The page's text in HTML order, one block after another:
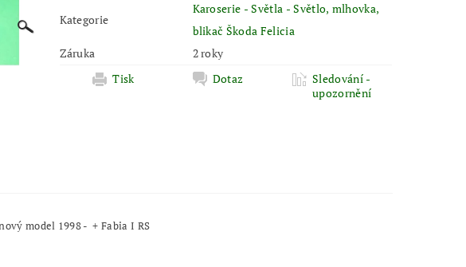
Kategorie
Karoserie - Světla - Světlo, mlhovka,
blikač Škoda Felicia
Záruka
2 roky
Tisk
Dotaz
Sledování -
upozornění
model 1998 - + Fabia I RS